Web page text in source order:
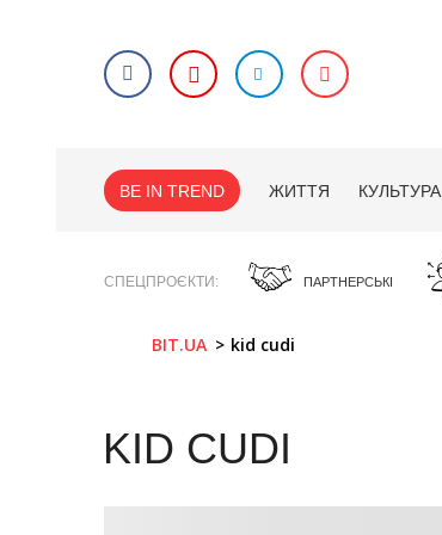
BE IN TREND ЖИТТЯ КУЛЬТУРА
СПЕЦПРОЄКТИ ПАРТНЕРСЬКІ
BIT.UA kid cudi
KID CUDI